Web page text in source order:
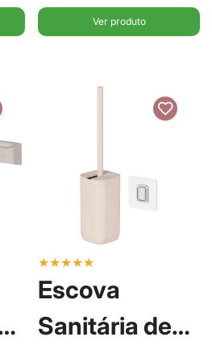
Ver produto
★★★★★
Escova
Sanitária de